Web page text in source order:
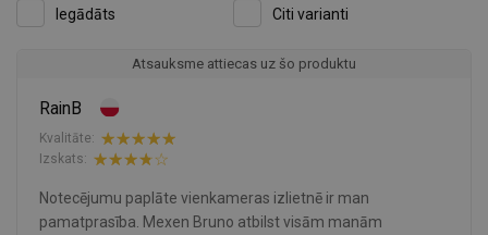
Iegādāts Citi varianti
Atsauksme attiecas uz šo produktu
RainB
Kvalitāte:
Izskats:
Notecējumu paplāte vienkameras izlietnē ir man
pamatprasība. Mexen Bruno atbilst visām manām